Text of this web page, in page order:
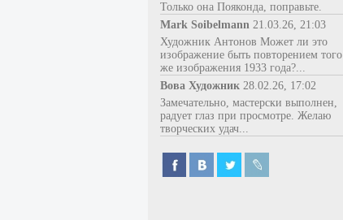
Только она Пояконда, поправьте.
Mark Soibelmann 21.03.26, 21:03
Художник Антонов Может ли это
изображение быть повторением того
же изображения 1933 года?...
Вова Художник 28.02.26, 17:02
Замечательно, мастерски выполнен,
радует глаз при просмотре. Желаю
творческих удач...